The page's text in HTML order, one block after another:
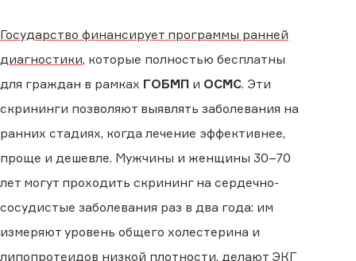
Государство финансирует программы ранней
диагностики, которые полностью бесплатны
для граждан в рамках ГОБМП и ОСМС. Эти
скрининги позволяют выявлять заболевания на
ранних стадиях, когда лечение эффективнее,
проще и дешевле. Мужчины и женщины 30–70
лет могут проходить скрининг на сердечно-
сосудистые заболевания раз в два года: им
измеряют уровень общего холестерина и
липопротеидов низкой плотности, делают ЭКГ